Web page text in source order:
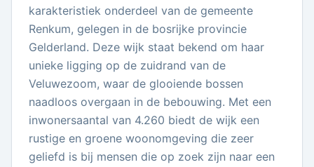
karakteristiek onderdeel van de gemeente
Renkum, gelegen in de bosrijke provincie
Gelderland. Deze wijk staat bekend om haar
unieke ligging op de zuidrand van de
Veluwezoom, waar de glooiende bossen
naadloos overgaan in de bebouwing. Met een
inwonersaantal van 4.260 biedt de wijk een
rustige en groene woonomgeving die zeer
geliefd is bij mensen die op zoek zijn naar een